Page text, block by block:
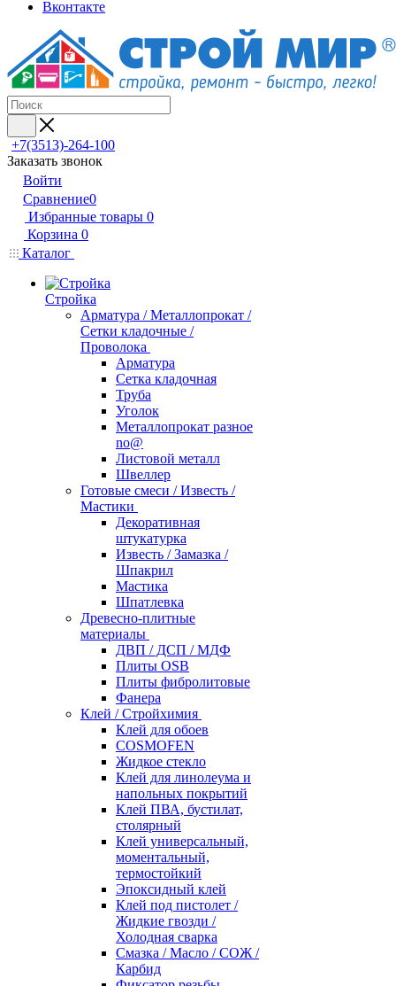
Вконтакте
+7(3513)-264-100
Заказать звонок
Войти
Сравнение0
Избранные товары 0
Корзина 0
Каталог
Стройка
Арматура / Металлопрокат /
Сетки кладочные /
Проволока
Арматура
Сетка кладочная
Труба
Уголок
Металлопрокат разное
no@
Листовой металл
Швеллер
Готовые смеси / Известь /
Мастики
Декоративная
штукатурка
Известь / Замазка /
Шпакрил
Мастика
Шпатлевка
Древесно-плитные
материалы
ДВП / ДСП / МДФ
Плиты OSB
Плиты фибролитовые
Фанера
Клей / Стройхимия
Клей для обоев
COSMOFEN
Жидкое стекло
Клей для линолеума и
напольных покрытий
Клей ПВА, бустилат,
столярный
Клей универсальный,
моментальный,
термостойкий
Эпоксидный клей
Клей под пистолет /
Жидкие гвозди /
Холодная сварка
Смазка / Масло / СОЖ /
Карбид